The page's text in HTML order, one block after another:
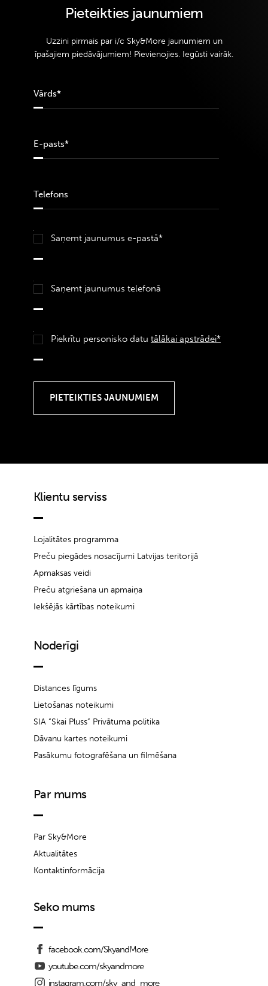
Pieteikties jaunumiem
Uzzini pirmais par i/c Sky&More jaunumiem un
īpašajiem piedāvājumiem! Pievienojies. Iegūsti vairāk.
Saņemt jaunumus e-pastā*
Saņemt jaunumus telefonā
Piekrītu personisko datu tālākai apstrādei*
Klientu serviss
Lojalitātes programma
Preču piegādes nosacījumi Latvijas teritorijā
Apmaksas veidi
Preču atgriešana un apmaiņa
Iekšējās kārtības noteikumi
Noderīgi
Distances līgums
Lietošanas noteikumi
SIA “Skai Pluss” Privātuma politika
Dāvanu kartes noteikumi
Pasākumu fotografēšana un filmēšana
Par mums
Par Sky&More
Aktualitātes
Kontaktinformācija
Seko mums
facebook.com/SkyandMore
youtube.com/skyandmore
instagram.com/sky_and_more